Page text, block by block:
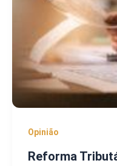
Opinião
Reforma